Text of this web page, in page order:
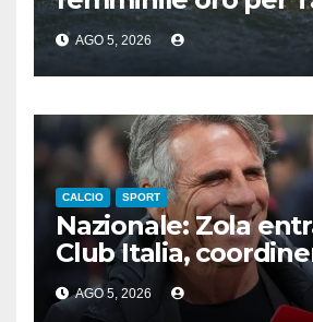
e bronzo per
AGO 5, 2026
CALCIO SPORT
Nazionale: Zola
Club Italia,
settore giovanile
AGO 5, 2026